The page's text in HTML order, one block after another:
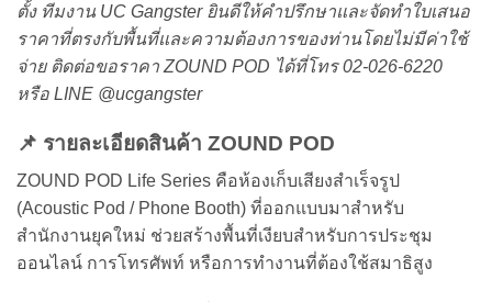
ตั้ง ทีมงาน UC Gangster ยินดีให้คำปรึกษาและจัดทำใบเสนอ
ราคาที่ตรงกับพื้นที่และความต้องการของท่านโดยไม่มีค่าใช้
จ่าย ติดต่อขอราคา ZOUND POD ได้ที่โทร 02-026-6220
หรือ LINE @ucgangster
📌 รายละเอียดสินค้า ZOUND POD
ZOUND POD Life Series คือห้องเก็บเสียงสำเร็จรูป
(Acoustic Pod / Phone Booth) ที่ออกแบบมาสำหรับ
สำนักงานยุคใหม่ ช่วยสร้างพื้นที่เงียบสำหรับการประชุม
ออนไลน์ การโทรศัพท์ หรือการทำงานที่ต้องใช้สมาธิสูง